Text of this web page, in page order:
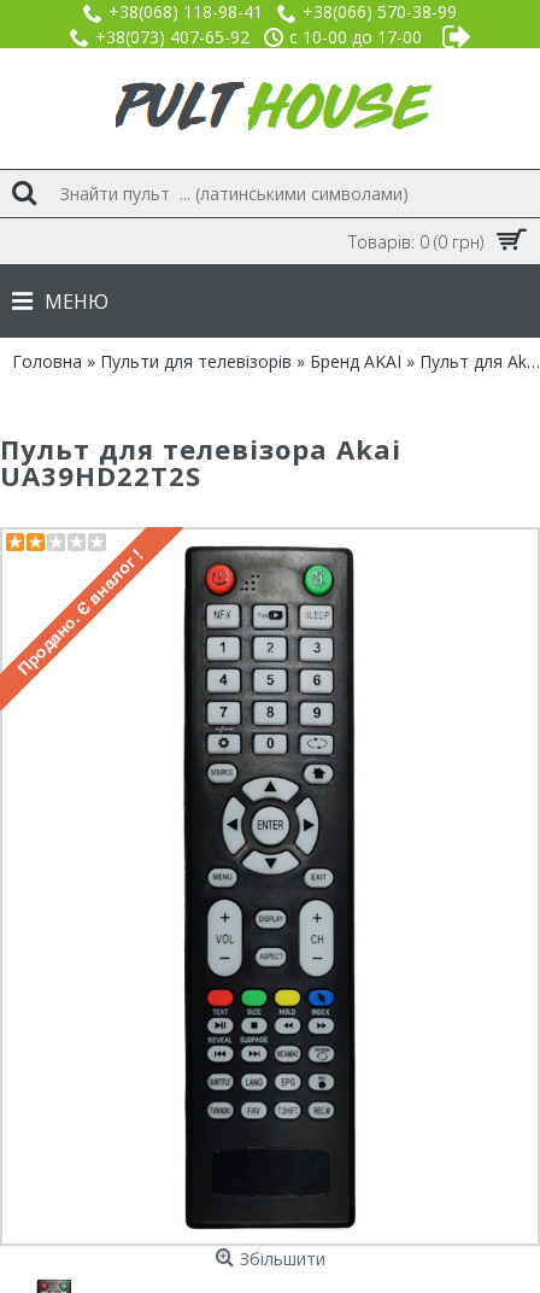
+38(068) 118-98-41
+38(066) 570-38-99
+38(073) 407-65-92
с 10-00 до 17-00
Товарів: 0 (0 грн)
МЕНЮ
Головна » Пульти для телевізорів » Бренд AKAI » Пульт для Akai UA39HD22T2S
Пульт для телевізора Akai
UA39HD22T2S
Збільшити